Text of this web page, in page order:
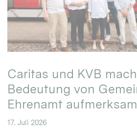
Caritas und KVB
Bedeutung von
Ehrenamt aufmerksam
17. Juli 2026